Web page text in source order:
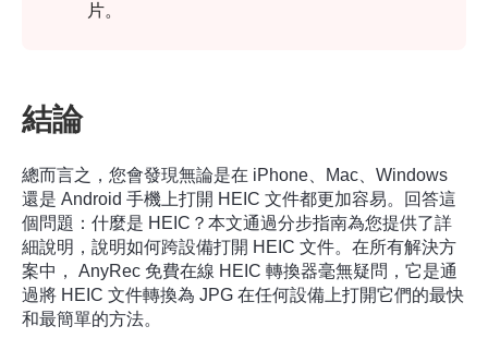
片。
結論
總而言之，您會發現無論是在 iPhone、Mac、Windows
還是 Android 手機上打開 HEIC 文件都更加容易。回答這
個問題：什麼是 HEIC？本文通過分步指南為您提供了詳
細說明，說明如何跨設備打開 HEIC 文件。在所有解決方
案中， AnyRec 免費在線 HEIC 轉換器毫無疑問，它是通
過將 HEIC 文件轉換為 JPG 在任何設備上打開它們的最快
和最簡單的方法。